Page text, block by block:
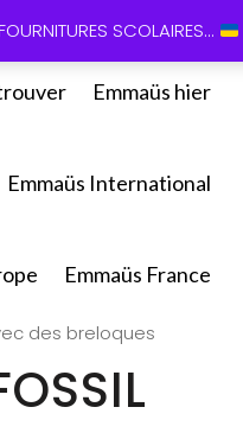
01 60 49 13 60
Emmaüs hier
Emmaüs International
Emmaüs France
des breloques
SCOLAIRES...